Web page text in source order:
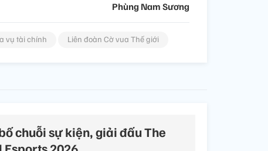
Phùng Nam Sương
vụ tài chính Liên đoàn Cờ vua Thế giới
chuỗi sự kiện, giải đấu The